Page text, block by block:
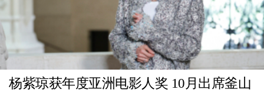
杨紫琼获年度亚洲电影人奖 10月出席釜山